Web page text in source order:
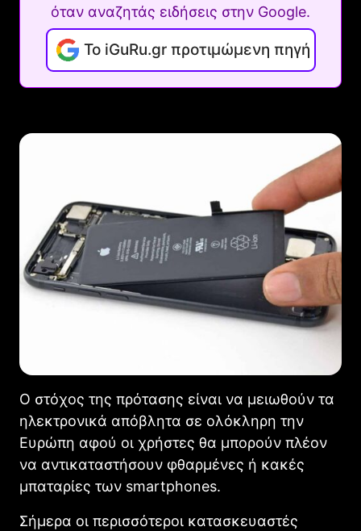
όταν αναζητάς ειδήσεις στην Google.
Το iGuRu.gr προτιμώμενη πηγή
Ο στόχος της πρότασης είναι να μειωθούν τα
ηλεκτρονικά απόβλητα σε ολόκληρη την
Ευρώπη αφού οι χρήστες θα μπορούν πλέον
να αντικαταστήσουν φθαρμένες ή κακές
μπαταρίες των smartphones.
Σήμερα οι περισσότεροι κατασκευαστές